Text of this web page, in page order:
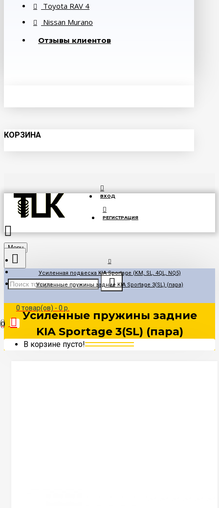
Toyota RAV 4
Nissan Murano
Отзывы клиентов
КОРЗИНА
ВХОД
РЕГИСТРАЦИЯ
Menu
0 товар(ов) - 0 р.
0
В корзине пусто!
Усиленная подвеска KIA Sportage (KM, SL, 4QL, NQ5)
Усиленные пружины задние KIA Sportage 3(SL) (пара)
Усиленные пружины задние
KIA Sportage 3(SL) (пара)